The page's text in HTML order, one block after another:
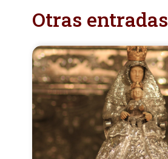
Otras entradas